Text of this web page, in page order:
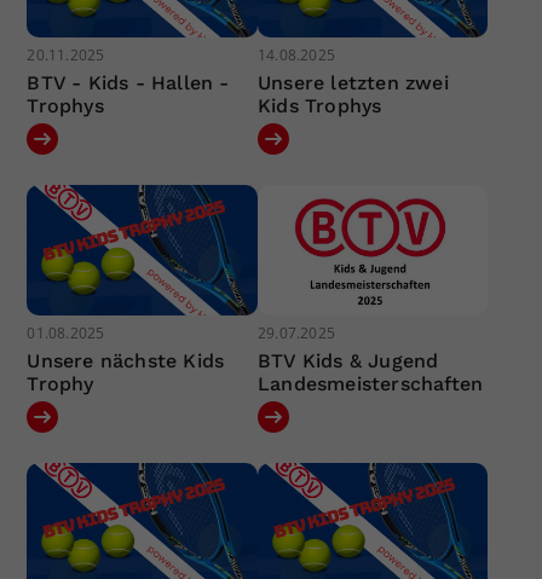
20.11.2025
BTV - Kids - Hallen -
Trophys
14.08.2025
Unsere letzten zwei
Kids Trophys
01.08.2025
Unsere nächste Kids
Trophy
29.07.2025
BTV Kids & Jugend
Landesmeisterschaften